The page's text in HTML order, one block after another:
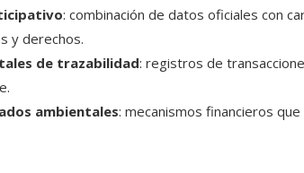
: combinación de datos oficiales con
y derechos.
de trazabilidad: registros de
ambientales: mecanismos financieros